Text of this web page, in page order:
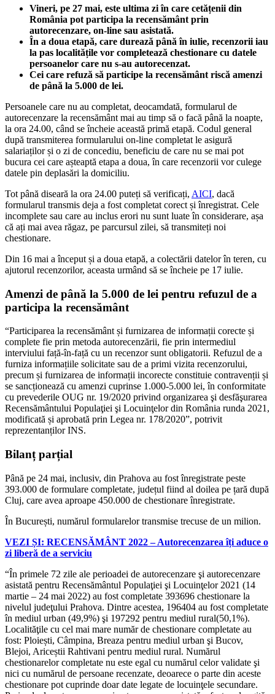
Vineri, pe 27 mai, este ultima zi în care cetățenii din
România pot participa la recensământ prin
autorecenzare, on-line sau asistată.
În a doua etapă, care durează până în iulie, recenzorii iau
la pas localitățile vor completează chestionare cu datele
persoanelor care nu s-au autorecenzat.
Cei care refuză să participe la recensământ riscă amenzi
de până la 5.000 de lei.
Persoanele care nu au completat, deocamdată, formularul de
autorecenzare la recensământ mai au timp să o facă până la noapte,
la ora 24.00, când se încheie această primă etapă. Codul general
după transmiterea formularului on-line completat le asigură
salariaților și o zi de concediu, beneficiu de care nu se mai pot
bucura cei care așteaptă etapa a doua, în care recenzorii vor culege
datele pin deplasări la domiciliu.
Tot până diseară la ora 24.00 puteți să verificați, AICI, dacă
formularul transmis deja a fost completat corect și înregistrat. Cele
incomplete sau care au inclus erori nu sunt luate în considerare, așa
că ați mai avea răgaz, pe parcursul zilei, să transmiteți noi
chestionare.
Din 16 mai a început și a doua etapă, a colectării datelor în teren, cu
ajutorul recenzorilor, aceasta urmând să se încheie pe 17 iulie.
Amenzi de până la 5.000 de lei pentru refuzul de a
participa la recensământ
“Participarea la recensământ și furnizarea de informații corecte și
complete fie prin metoda autorecenzării, fie prin intermediul
interviului față-în-față cu un recenzor sunt obligatorii. Refuzul de a
furniza informațiile solicitate sau de a primi vizita recenzorului,
precum și furnizarea de informații incorecte constituie contravenții și
se sancționează cu amenzi cuprinse 1.000-5.000 lei, în conformitate
cu prevederile OUG nr. 19/2020 privind organizarea şi desfăşurarea
Recensământului Populaţiei şi Locuinţelor din România runda 2021,
modificată și aprobată prin Legea nr. 178/2020”, potrivit
reprezentanților INS.
Bilanț parțial
Până pe 24 mai, inclusiv, din Prahova au fost înregistrate peste
393.000 de formulare completate, județul fiind al doilea pe țară după
Cluj, care avea aproape 450.000 de chestionare înregistrate.
În București, numărul formularelor transmise trecuse de un milion.
VEZI ȘI: RECENSĂMÂNT 2022 – Autorecenzarea îți aduce o
zi liberă de a serviciu
“În primele 72 zile ale perioadei de autorecenzare şi autorecenzare
asistată pentru Recensământul Populaţiei şi Locuinţelor 2021 (14
martie – 24 mai 2022) au fost completate 393696 chestionare la
nivelul judeţului Prahova. Dintre acestea, 196404 au fost completate
în mediul urban (49,9%) şi 197292 pentru mediul rural(50,1%).
Localităţile cu cel mai mare număr de chestionare completate au
fost: Ploiești, Câmpina, Breaza pentru mediul urban şi Bucov,
Blejoi, Ariceștii Rahtivani pentru mediul rural. Numărul
chestionarelor completate nu este egal cu numărul celor validate şi
nici cu numărul de persoane recenzate, deoarece o parte din aceste
chestionare pot cuprinde doar date legate de locuinţele secundare.